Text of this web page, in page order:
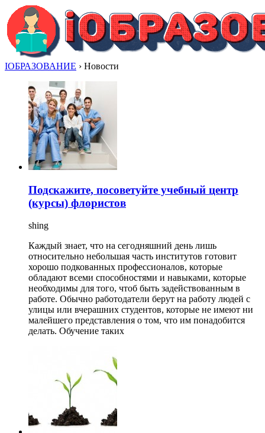
IОБРАЗОВАНИЕ › Новости
Подскажите, посоветуйте учебный центр
(курсы) флористов
shing
Каждый знает, что на сегодняшний день лишь
относительно небольшая часть институтов готовит
хорошо подкованных профессионалов, которые
обладают всеми способностями и навыками, которые
необходимы для того, чтоб быть задействованным в
работе. Обычно работодатели берут на работу людей с
улицы или вчерашних студентов, которые не имеют ни
малейшего представления о том, что им понадобится
делать. Обучение таких